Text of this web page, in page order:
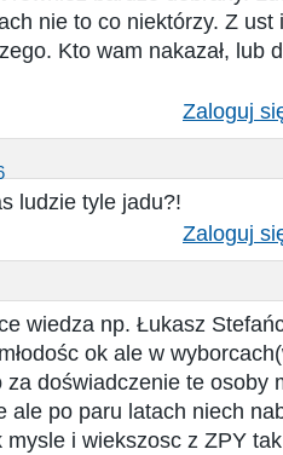
nie to co niektórzy. Z ust
Kto wam nakazał, lub
Zaloguj
ludzie tyle jadu?!
Zaloguj
wiedza np. Łukasz
ok ale w
doświadczenie te osoby
ale po paru latach niech
i wiekszosc z ZPY